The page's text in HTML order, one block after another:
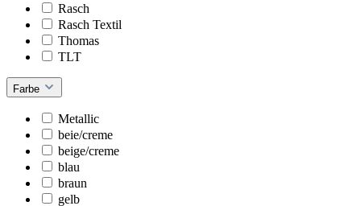
Rasch
Rasch Textil
Thomas
TLT
Farbe
Metallic
beie/creme
beige/creme
blau
braun
gelb